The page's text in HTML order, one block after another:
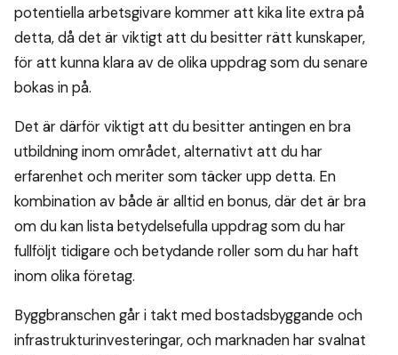
potentiella arbetsgivare kommer att kika lite extra på
detta, då det är viktigt att du besitter rätt kunskaper,
för att kunna klara av de olika uppdrag som du senare
bokas in på.
Det är därför viktigt att du besitter antingen en bra
utbildning inom området, alternativt att du har
erfarenhet och meriter som täcker upp detta. En
kombination av både är alltid en bonus, där det är bra
om du kan lista betydelsefulla uppdrag som du har
fullföljt tidigare och betydande roller som du har haft
inom olika företag.
Byggbranschen går i takt med bostadsbyggande och
infrastrukturinvesteringar, och marknaden har svalnat